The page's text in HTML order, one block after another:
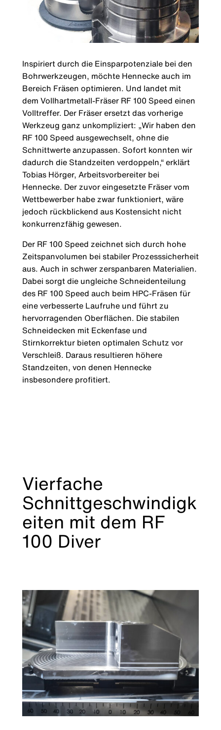
Inspiriert durch die Einsparpotenziale bei den
Bohrwerkzeugen, möchte Hennecke auch im
Bereich Fräsen optimieren. Und landet mit
dem Vollhartmetall-Fräser RF 100 Speed einen
Volltreffer. Der Fräser ersetzt das vorherige
Werkzeug ganz unkompliziert: „Wir haben den
RF 100 Speed ausgewechselt, ohne die
Schnittwerte anzupassen. Sofort konnten wir
dadurch die Standzeiten verdoppeln,“ erklärt
Tobias Hörger, Arbeitsvorbereiter bei
Hennecke. Der zuvor eingesetzte Fräser vom
Wettbewerber habe zwar funktioniert, wäre
jedoch rückblickend aus Kostensicht nicht
konkurrenzfähig gewesen.
Der RF 100 Speed zeichnet sich durch hohe
Zeitspanvolumen bei stabiler Prozesssicherheit
aus. Auch in schwer zerspanbaren Materialien.
Dabei sorgt die ungleiche Schneidenteilung
des RF 100 Speed auch beim HPC-Fräsen für
eine verbesserte Laufruhe und führt zu
hervorragenden Oberflächen. Die stabilen
Schneidecken mit Eckenfase und
Stirnkorrektur bieten optimalen Schutz vor
Verschleiß. Daraus resultieren höhere
Standzeiten, von denen Hennecke
insbesondere profitiert.
Vierfache
Schnittgeschwindigk
eiten mit dem RF
100 Diver